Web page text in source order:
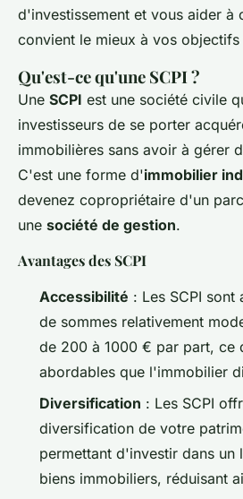
d'investissement et vous aider à
convient le mieux à vos objectifs
Qu'est-ce qu'une SCPI ?
Une SCPI est une société civile
investisseurs de se porter
immobilières sans avoir à gérer
C'est une forme d'immobilier
devenez copropriétaire d'un
une société de gestion.
Avantages des SCPI
Accessibilité : Les SCPI
de sommes relativement
de 200 à 1000 € par part, ce
abordables que l'immobilier
Diversification : Les SCPI
diversification de votre
permettant d'investir dans un
biens immobiliers, réduisant